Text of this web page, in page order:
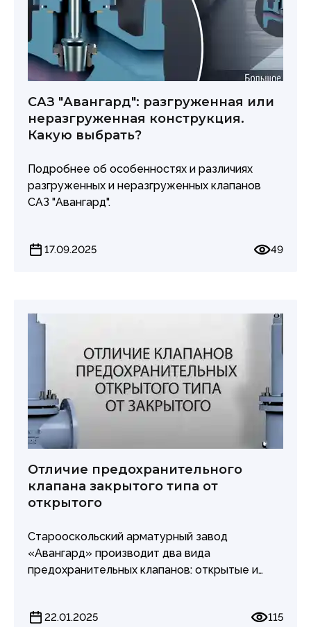
САЗ "Авангард": разгруженная или
неразгруженная конструкция.
Какую выбрать?
Подробнее об особенностях и различиях
разгруженных и неразгруженных клапанов
САЗ "Авангард".
17.09.2025 49
Отличие предохранительного
клапана закрытого типа от
открытого
Старооскольский арматурный завод
«Авангард» производит два вида
предохранительных клапанов: открытые и
выбрать оптимальный вариант в зависимости
22.01.2025 115